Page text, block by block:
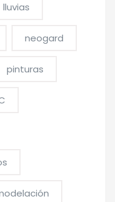
lluvias
neogard
pinturas